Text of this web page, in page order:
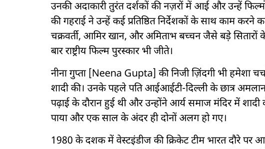
उनकी अदाकारी तुरंत दर्शकों की नज़रों में आई और उन्हें
की गहराई ने उन्हें कई प्रतिष्ठित निर्देशकों के साथ काम करने
चक्रवर्ती, आमिर खान, और अमिताभ बच्चन जैसे बड़े सितारों
बार राष्ट्रीय फिल्म पुरस्कार भी जीते।
नीना गुप्ता [Neena Gupta] की निजी ज़िंदगी भी हमेशा
शादी की। उनके पहले पति आईआईटी-दिल्ली के छात्र
पढ़ाई के दौरान हुई थी और उन्होंने आर्य समाज मंदिर में शादी
पाया और एक साल के अंदर ही दोनों अलग हो गए।
1980 के दशक में वेस्टइंडीज की क्रिकेट टीम भारत दौरे पर